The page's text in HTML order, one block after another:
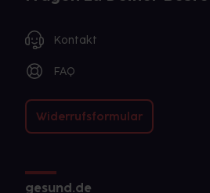
Kontakt
FAQ
Widerrufsformular
gesund.de